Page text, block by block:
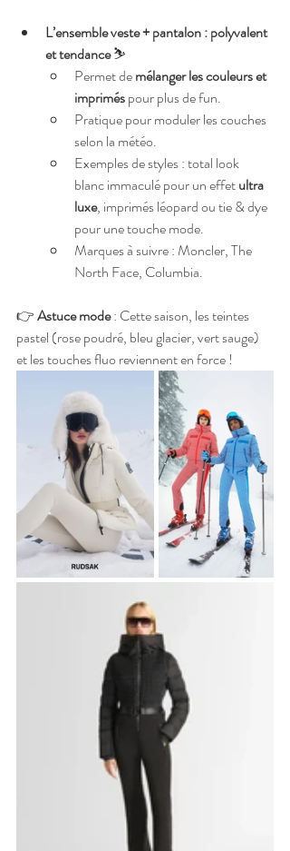
L’ensemble veste + pantalon : polyvalent
et tendance ⛷
Permet de mélanger les couleurs et
imprimés pour plus de fun.
Pratique pour moduler les couches
selon la météo.
Exemples de styles : total look
blanc immaculé pour un effet ultra
luxe, imprimés léopard ou tie & dye
pour une touche mode.
Marques à suivre : Moncler, The
North Face, Columbia.
👉 Astuce mode : Cette saison, les teintes
pastel (rose poudré, bleu glacier, vert sauge)
et les touches fluo reviennent en force !